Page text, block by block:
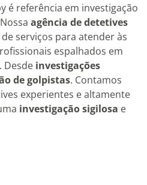
é referência em investigação
agência de detetives
serviços para atender às
espalhados em
investigações
de golpistas. Contamos
experientes e altamente
investigação sigilosa e